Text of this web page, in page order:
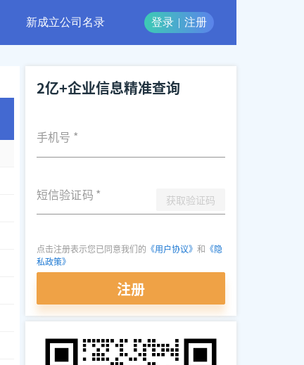
新成立公司名录 登录 | 注册
2亿+企业信息精准查询
手机号 *
短信验证码 * 获取验证码
点击注册表示您已同意我们的 《用户协议》 和 《隐
私政策》
注册